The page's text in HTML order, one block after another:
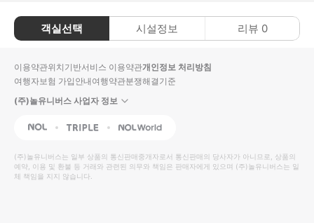
객실선택 시설정보 리뷰 0
이용약관위치기반서비스 이용약관개인정보 처리방침
여행자보험 가입안내여행약관분쟁해결기준
(주)놀유니버스 사업자 정보
NOL Triple Interpark Global
(주)놀유니버스는 일부 상품의 통신판매중개자로서 통신판매의 당사자가 아니므로, 상품의
예약, 이용 및 환불 등 거래와 관련된 의무와 책임은 판매자에게 있으며 (주)놀유니버스는 일
체 책임을 지지 않습니다.